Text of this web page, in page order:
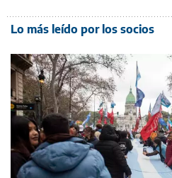
Lo más leído por los socios